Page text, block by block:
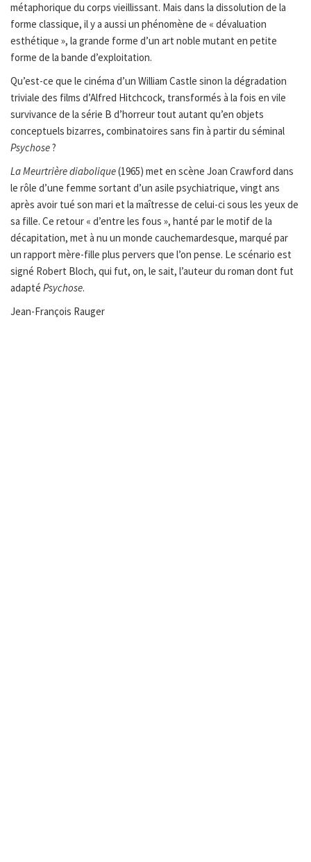
métaphorique du corps vieillissant. Mais dans la dissolution de la
forme classique, il y a aussi un phénomène de « dévaluation
esthétique », la grande forme d’un art noble mutant en petite
forme de la bande d’exploitation.
Qu’est-ce que le cinéma d’un William Castle sinon la dégradation
triviale des films d’Alfred Hitchcock, transformés à la fois en vile
survivance de la série B d’horreur tout autant qu’en objets
conceptuels bizarres, combinatoires sans fin à partir du séminal
Psychose?
La Meurtrière diabolique(1965) met en scène Joan Crawford dans
le rôle d’une femme sortant d’un asile psychiatrique, vingt ans
après avoir tué son mari et la maîtresse de celui-ci sous les yeux de
sa fille. Ce retour « d’entre les fous », hanté par le motif de la
décapitation, met à nu un monde cauchemardesque, marqué par
un rapport mère-fille plus pervers que l’on pense. Le scénario est
signé Robert Bloch, qui fut, on, le sait, l’auteur du roman dont fut
adapté Psychose.
Jean-François Rauger